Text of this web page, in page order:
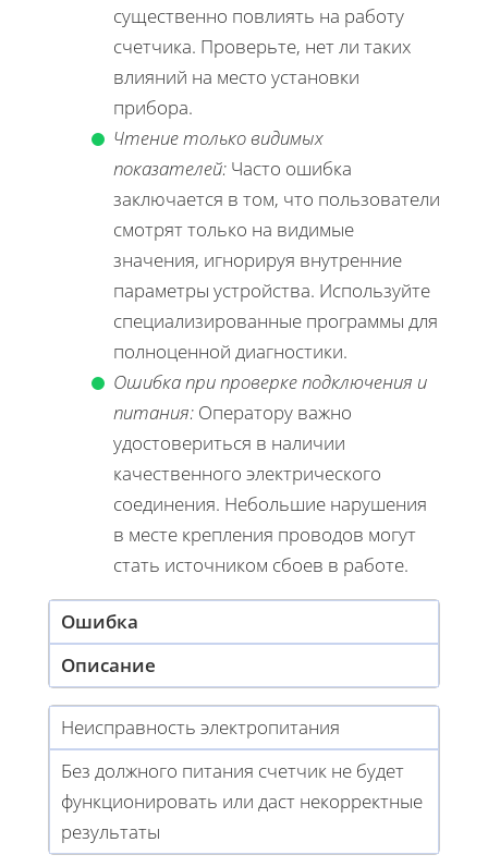
существенно повлиять на работу
счетчика. Проверьте, нет ли таких
влияний на место установки
прибора.
Чтение только видимых
показателей: Часто ошибка
заключается в том, что пользователи
смотрят только на видимые
значения, игнорируя внутренние
параметры устройства. Используйте
специализированные программы для
полноценной диагностики.
Ошибка при проверке подключения и
питания: Оператору важно
удостовериться в наличии
качественного электрического
соединения. Небольшие нарушения
в месте крепления проводов могут
стать источником сбоев в работе.
Ошибка
Описание
Неисправность электропитания
Без должного питания счетчик не будет
функционировать или даст некорректные
результаты